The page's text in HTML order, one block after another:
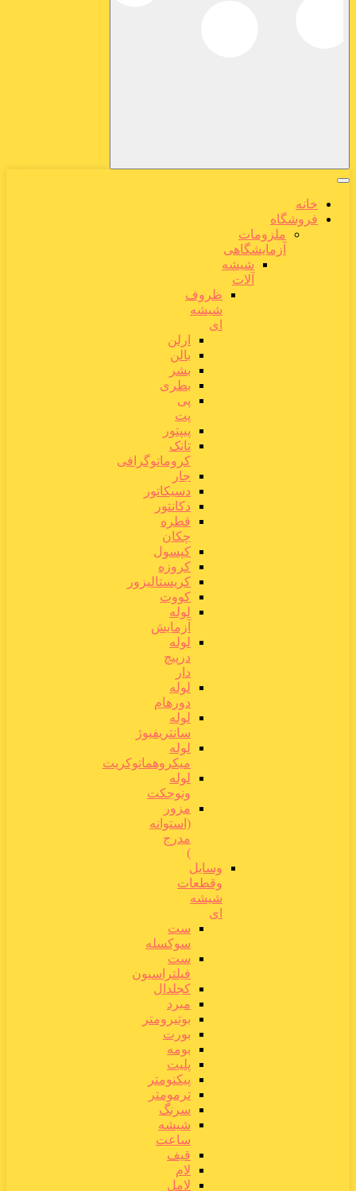
خانه
فروشگاه
ملزومات
آزمایشگاهی
شیشه
آلات
ظروف
شیشه
ای
ارلن
بالن
بشر
بطری
پی
پت
پیپتور
تانک
کروماتوگرافی
جار
دسیکاتور
دکانتور
قطره
چکان
کپسول
کروزه
کریستالیزور
کووت
لوله
آزمایش
لوله
درپیچ
دار
لوله
دورهام
لوله
سانتریفیوژ
لوله
میکروهماتوکریت
لوله
ونوجکت
مزور
(استوانه
مدرج
)
وسایل
وقطعات
شیشه
ای
ست
سوکسله
ست
فیلتراسیون
کجلدال
مبرد
بوتیرومتر
بورت
بومه
پلیت
پیکنومتر
ترمومتر
سرنگ
شیشه
ساعت
قیف
لام
لامل